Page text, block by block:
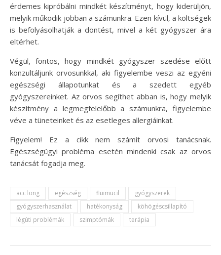
érdemes kipróbálni mindkét készítményt, hogy kiderüljön,
melyik működik jobban a számunkra. Ezen kívül, a költségek
is befolyásolhatják a döntést, mivel a két gyógyszer ára
eltérhet.
Végül, fontos, hogy mindkét gyógyszer szedése előtt
konzultáljunk orvosunkkal, aki figyelembe veszi az egyéni
egészségi állapotunkat és a szedett egyéb
gyógyszereinket. Az orvos segíthet abban is, hogy melyik
készítmény a legmegfelelőbb a számunkra, figyelembe
véve a tüneteinket és az esetleges allergiáinkat.
Figyelem! Ez a cikk nem számít orvosi tanácsnak.
Egészségügyi probléma esetén mindenki csak az orvos
tanácsát fogadja meg.
acc long egészség fluimucil
gyógyszerek
gyógyszerhasználat
hatékonyság
köhögéscsillapító
légúti problémák
szimptómák terápia